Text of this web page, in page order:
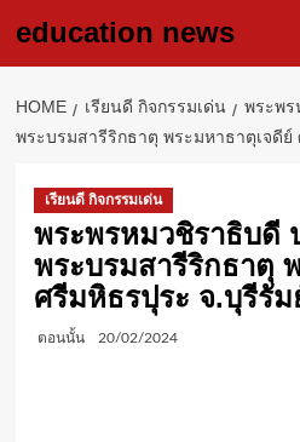
education news
HOME เรียนดี กิจกรรมเด่น
พระพ
พระบรมสารีริกธาตุ พระมหาธาตุเจดี
เรียนดี กิจกรรมเด่น
พระพรหมวชิราธิบดี
พระบรมสารีริกธาตุ
ศรีมหิธรปุระ จ.บุรีรัม
ตอนนั้น 20/02/2024